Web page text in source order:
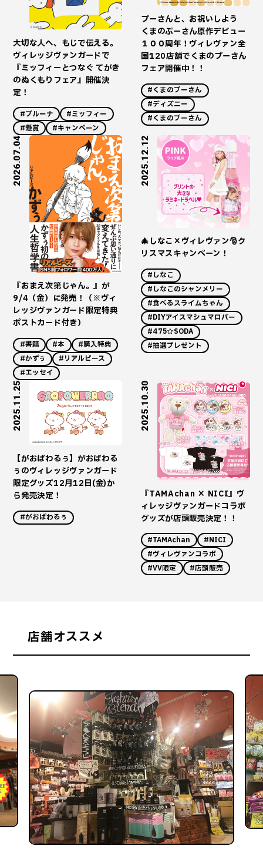
大切な人へ、もじで伝える。
ヴィレッジヴァンガードで
『ミッフィーとつなぐ てがき
のぬくもりフェア』開催決
定！
#ブルーナ
#ミッフィー
#懸賞
#キャンペーン
プーさんと、お祝いしよう
くまのぷーさん原作デビュー
１００周年！ヴィレヴァン全
国120店舗でくまのプーさん
フェア開催中！！
#くまのプーさん
#ディズニー
#くまのプーさん
2026.07.04
『おまえ次第じゃん。』が
9/4（金）に発売！（※ヴィ
レッジヴァンガード限定特典
ポストカード付き）
#書籍 #本
#購入特典
#かずぅ
#リアルピース
#エッセイ
2025.12.12
🎄しなこ×ヴィレヴァン🎅ク
リスマスキャンペーン！
#しなこ
#しなこのシャンメリー
#食べるスライムちゃん
#DIYアイスマシュマロバー
#475☆SODA
#抽選プレゼント
2025.11.25
【がおぱわるぅ】がおぱわる
ぅのヴィレッジヴァンガード
限定グッズ12月12日(金)か
ら発売決定！
#がおぱわるぅ
2025.10.30
『TAMAchan × NICI』ヴ
ィレッジヴァンガードコラボ
グッズが店頭販売決定！！
#TAMAchan
#NICI
#ヴィレヴァンコラボ
#VV限定
#店頭販売
店舗オススメ